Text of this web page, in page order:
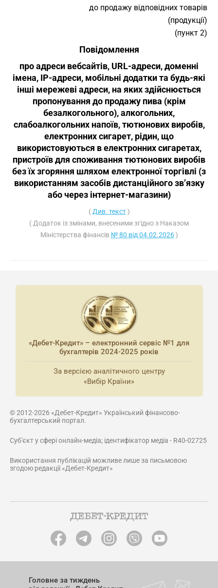
до продажу відповідних товарів
(продукції)
(пункт 2)
Повідомлення
про адреси вебсайтів, URL-адреси, доменні
імена, IP-адреси, мобільні додатки та будь-які
інші мережеві адреси, на яких здійснюється
пропонування до продажу пива (крім
безалкогольного), алкогольних,
слабоалкогольних напоїв, тютюнових виробів,
електронних сигарет, рідин, що
використовуються в електронних сигаретах,
пристроїв для споживання тютюнових виробів
без їх згоряння шляхом електронної торгівлі (з
використанням засобів дистанційного зв’язку
або через інтернет-магазини)
( Див. текст)
( Додаток із змінами, внесеними згідно з Наказом
Міністерства фінансів № 80 від 04.02.2026)
«Дебет-Кредит» – електронний сервіс №1 для
бухгалтерів 2024-2025 років
За версією аналітичного центру
«Вибір Країни»
© 2012-2026 «Дебет-Кредит» Український фінансово-
бухгалтерський портал.
Суб'єкт у сфері онлайн-медіа; ідентифікатор медіа - R40-02725
Використання публікацій можливе лише за письмовою
згодою редакції «Дебет-Кредит»
Головне за тиждень